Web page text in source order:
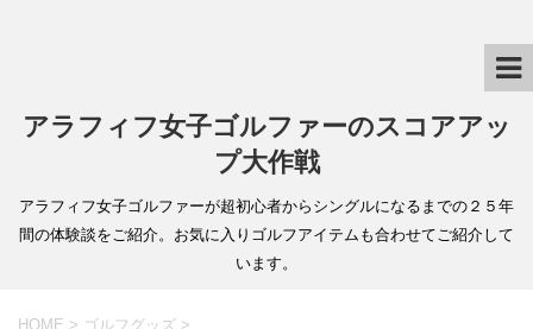
アラフィフ女子ゴルファーのスコアアッ
プ大作戦
アラフィフ女子ゴルファーが超初心者からシングルになるまでの２５年
間の体験談をご紹介。お気に入りゴルフアイテムも合わせてご紹介して
います。
HOME > ゴルフグッズ >